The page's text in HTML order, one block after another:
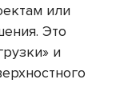
или
Это
и